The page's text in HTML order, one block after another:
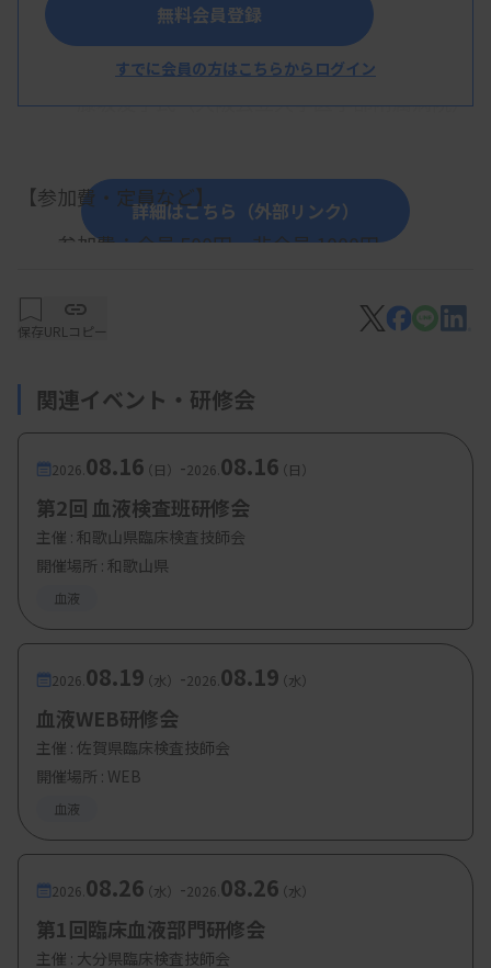
・テーマ：標本を用いた症例検討会
・内容：症例提示および解説
藤坂友子氏（大阪公立大学医学部附属病院）
【参加費・定員など】
・参加費：会員 500円、非会員 1000円
学生および新卒大臨技入会1年未満 無
料
詳細はこちら（外部リンク）
無料会員登録
すでに会員の方はこちらからログイン
保存URLコピー
関連イベント・研修会
2026. 08.16（日） -2026. 08.16（日）
第2回 血液検査班研修会
主催 : 和歌山県臨床検査技師会
開催場所 : 和歌山県
血液
2026. 08.19（水） -2026. 08.19（水）
血液WEB研修会
主催 : 佐賀県臨床検査技師会
開催場所 : WEB
血液
2026. 08.26（水） -2026. 08.26（水）
第1回臨床血液部門研修会
主催 : 大分県臨床検査技師会